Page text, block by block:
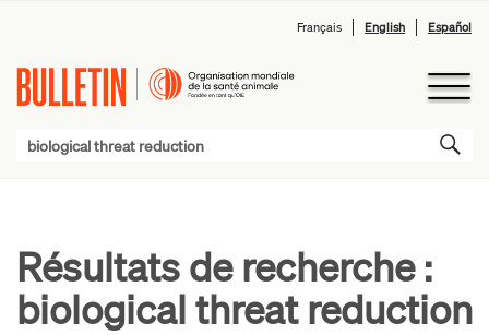
Français English Español
Résultats de recherche :
biological threat reduction